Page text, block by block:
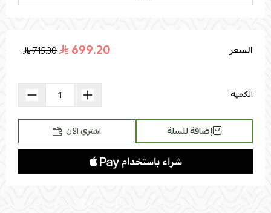
اسحب و افلت الملف هنا
السعر 699.20
715.30
الكمية
إضافة للسلة اشتري الآن